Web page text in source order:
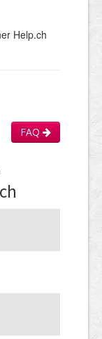
Help.ch
FAQ